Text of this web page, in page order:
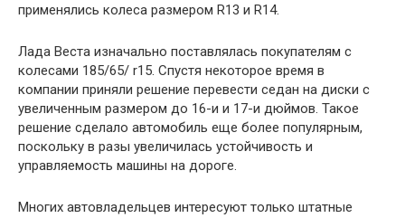
применялись колеса размером R13 и R14.
Лада Веста изначально поставлялась покупателям с
колесами 185/65/ r15. Спустя некоторое время в
компании приняли решение перевести седан на диски с
увеличенным размером до 16-и и 17-и дюймов. Такое
решение сделало автомобиль еще более популярным,
поскольку в разы увеличилась устойчивость и
управляемость машины на дороге.
Многих автовладельцев интересуют только штатные